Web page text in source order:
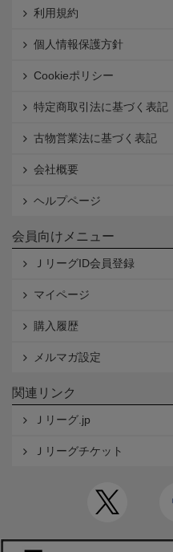
利用規約
個人情報保護方針
Cookieポリシー
特定商取引法に基づく表記
古物営業法に基づく表記
会社概要
ヘルプページ
会員向けメニュー
ＪリーグID会員登録
マイページ
購入履歴
メルマガ設定
関連リンク
Ｊリーグ.jp
Ｊリーグチケット